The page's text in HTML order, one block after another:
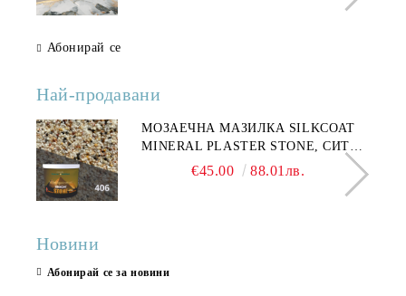
Абонирай се
Най-продавани
МОЗАЕЧНА МАЗИЛКА SILKCOAT
MINERAL PLASTER STONE, СИТЕН
КАМЪК 406 25КГ
€45.00 88.01лв.
Новини
Абонирай се за новини